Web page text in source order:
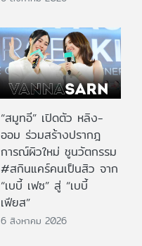
“สมูทอี” เปิดตัว หลิง-
ออม ร่วมสร้างปรากฎ
การณ์ผิวใหม่ ชูนวัตกรรม
#สกินแคร์คนเป็นสิว จาก
“เบบี้ เฟซ” สู่ “เบบี้
เฟียส”
6 สิงหาคม 2026